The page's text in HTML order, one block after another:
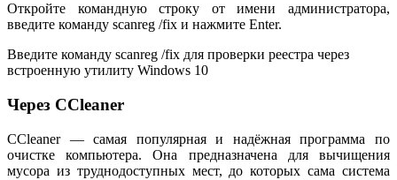
Откройте командную строку от имени администратора,
введите команду scanreg /fix и нажмите Enter.
Введите команду scanreg /fix для проверки реестра через
встроенную утилиту Windows 10
Через CCleaner
CCleaner — самая популярная и надёжная программа по
очистке компьютера. Она предназначена для вычищения
мусора из труднодоступных мест, до которых сама система